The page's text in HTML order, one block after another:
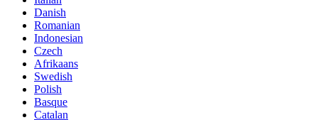
Danish
Romanian
Indonesian
Czech
Afrikaans
Swedish
Polish
Basque
Catalan